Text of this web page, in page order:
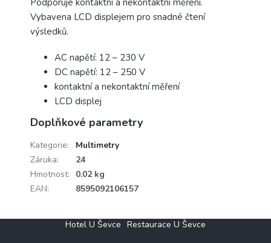
Vybavena LCD displejem pro snadné čtení
výsledků.
AC napětí: 12 – 230 V
DC napětí: 12 – 250 V
kontaktní a nekontaktní měření
LCD displej
Doplňkové parametry
Kategorie:
Multimetry
Záruka:
24
Hmotnost:
0.02 kg
EAN: 8595092106157
Hotel U Ševce Restaurace U Ševce